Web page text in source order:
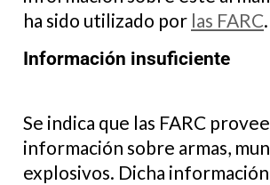
ha sido utilizado por las FARC.
Información insuficiente
Se indica que las FARC
información sobre armas,
explosivos. Dicha